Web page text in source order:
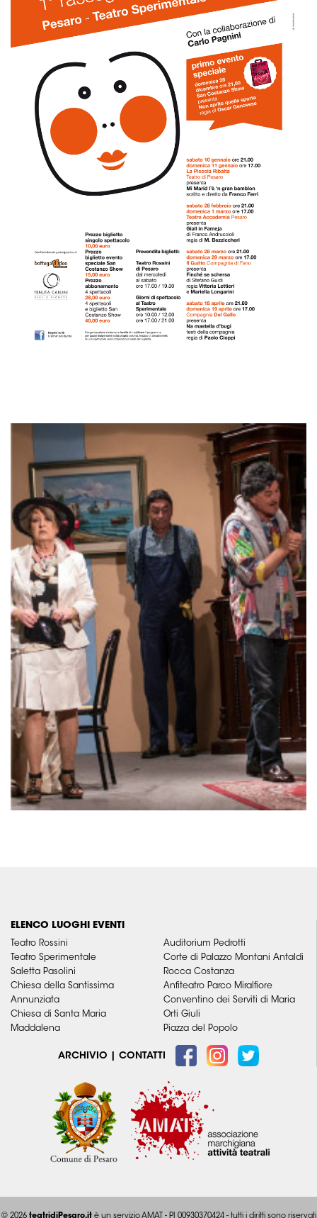
ELENCO LUOGHI EVENTI
Teatro Rossini
Teatro Sperimentale
Saletta Pasolini
Chiesa della Santissima
Annunziata
Chiesa di Santa Maria
Maddalena
Auditorium Pedrotti
Corte di Palazzo Montani Antaldi
Rocca Costanza
Anfiteatro Parco Miralfiore
Conventino dei Serviti di Maria
Orti Giuli
Piazza del Popolo
ARCHIVIO CONTATTI
© 2026 teatridiPesaro.itè un servizio AMAT - PI 00930370424 - tutti i diritti sono riservati